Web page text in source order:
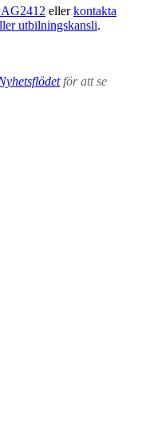
ellerkontakta
utbilningskansli.
för att se